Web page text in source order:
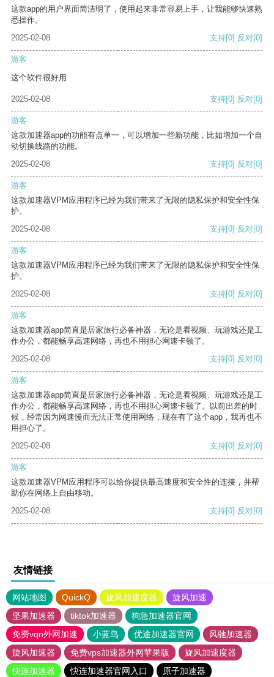
这款app的用户界面简洁明了，使用起来非常容易上手，让我能够快速熟
悉操作。
2025-02-08
支持[0] 反对[0]
游客
这个软件很好用
2025-02-08 支持[0] 反对[0]
游客
这款加速器app的功能有点单一，可以增加一些新功能，比如增加一个自
动切换线路的功能。
2025-02-08
支持[0] 反对[0]
游客
这款加速器VPM应用程序已经为我们带来了无限的隐私保护和安全性保
护。
2025-02-08
支持[0] 反对[0]
游客
这款加速器VPM应用程序已经为我们带来了无限的隐私保护和安全性保
护。
2025-02-08
支持[0] 反对[0]
游客
这款加速器app简直是居家旅行必备神器，无论是看视频、玩游戏还是工
作办公，都能畅享高速网络，再也不用担心网速卡顿了。
2025-02-08
支持[0] 反对[0]
游客
这款加速器app简直是居家旅行必备神器，无论是看视频、玩游戏还是工
作办公，都能畅享高速网络，再也不用担心网速卡顿了。以前出差的时
候，经常因为网速慢而无法正常使用网络，现在有了这个app，我再也不
用担心了。
2025-02-08
支持[0] 反对[0]
游客
这款加速器VPM应用程序可以给你提供最高速度和安全性的连接，并帮
助你在网络上自由移动。
2025-02-08
支持[0] 反对[0]
友情链接
网站地图 QuickQ 旋风加速度器
旋风加速
坚果加速器
tiktok加速器
狗急加速器官网
免费vqn外网加速
小蓝鸟 优途加速器官网
风驰加速器
旋风加速器
免费vps加速器外网苹果版
旋风加速度器
快连加速器
快连加速器官网入口 原子加速器